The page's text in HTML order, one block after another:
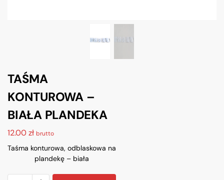
TAŚMA
KONTUROWA –
BIAŁA PLANDEKA
12.00zł brutto
Taśma konturowa, odblaskowa na
plandekę – biała